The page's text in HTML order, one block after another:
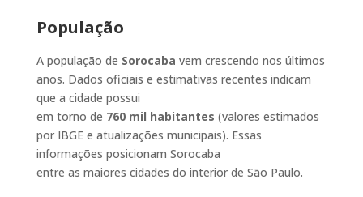
População
A população de Sorocaba vem crescendo nos últimos
anos. Dados oficiais e estimativas recentes indicam
que a cidade possui
em torno de 760 mil habitantes (valores estimados
por IBGE e atualizações municipais). Essas
informações posicionam Sorocaba
entre as maiores cidades do interior de São Paulo.